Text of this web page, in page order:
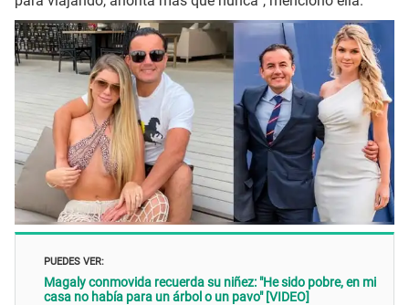
PUEDES VER:
Magaly conmovida recuerda su niñez: "He sido pobre, en mi
casa no había para un árbol o un pavo" [VIDEO]